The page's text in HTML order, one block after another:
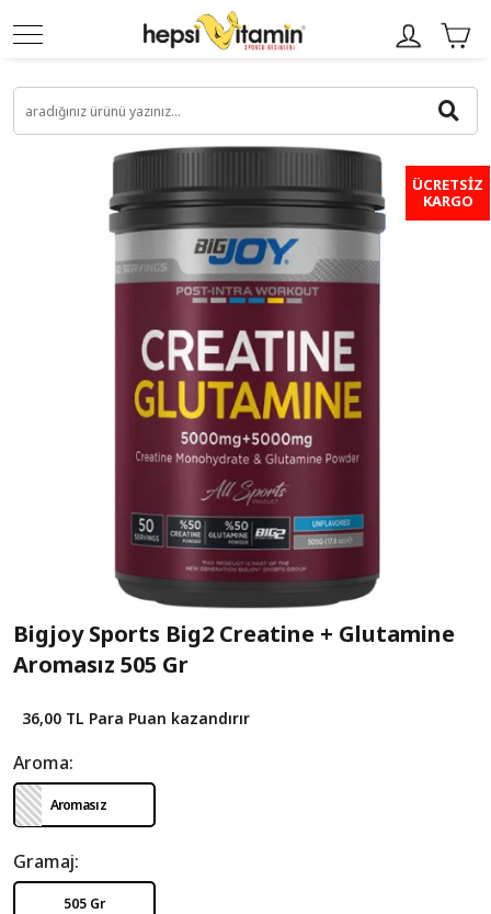
ÜCRETSİZ
KARGO
Bigjoy Sports Big2 Creatine + Glutamine
Aromasız 505 Gr
36,00 TL Para Puan kazandırır
Aroma:
Aromasız
Gramaj:
505 Gr